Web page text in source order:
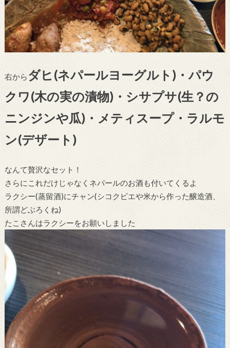
右から ダヒ(ネパールヨーグルト)・パウ
クワ(木の実の漬物)・シサプサ(生？の
ニンジンや瓜)・メティスープ・ラルモ
ン(デザート)
なんて贅沢なセット！
さらにこれだけじゃなくネパールのお酒も付いてくるよ
ラクシー(蒸留酒)にチャン(シコクビエや米から作った醸造酒、
所謂どぶろくね)
たこさんはラクシーをお願いしました